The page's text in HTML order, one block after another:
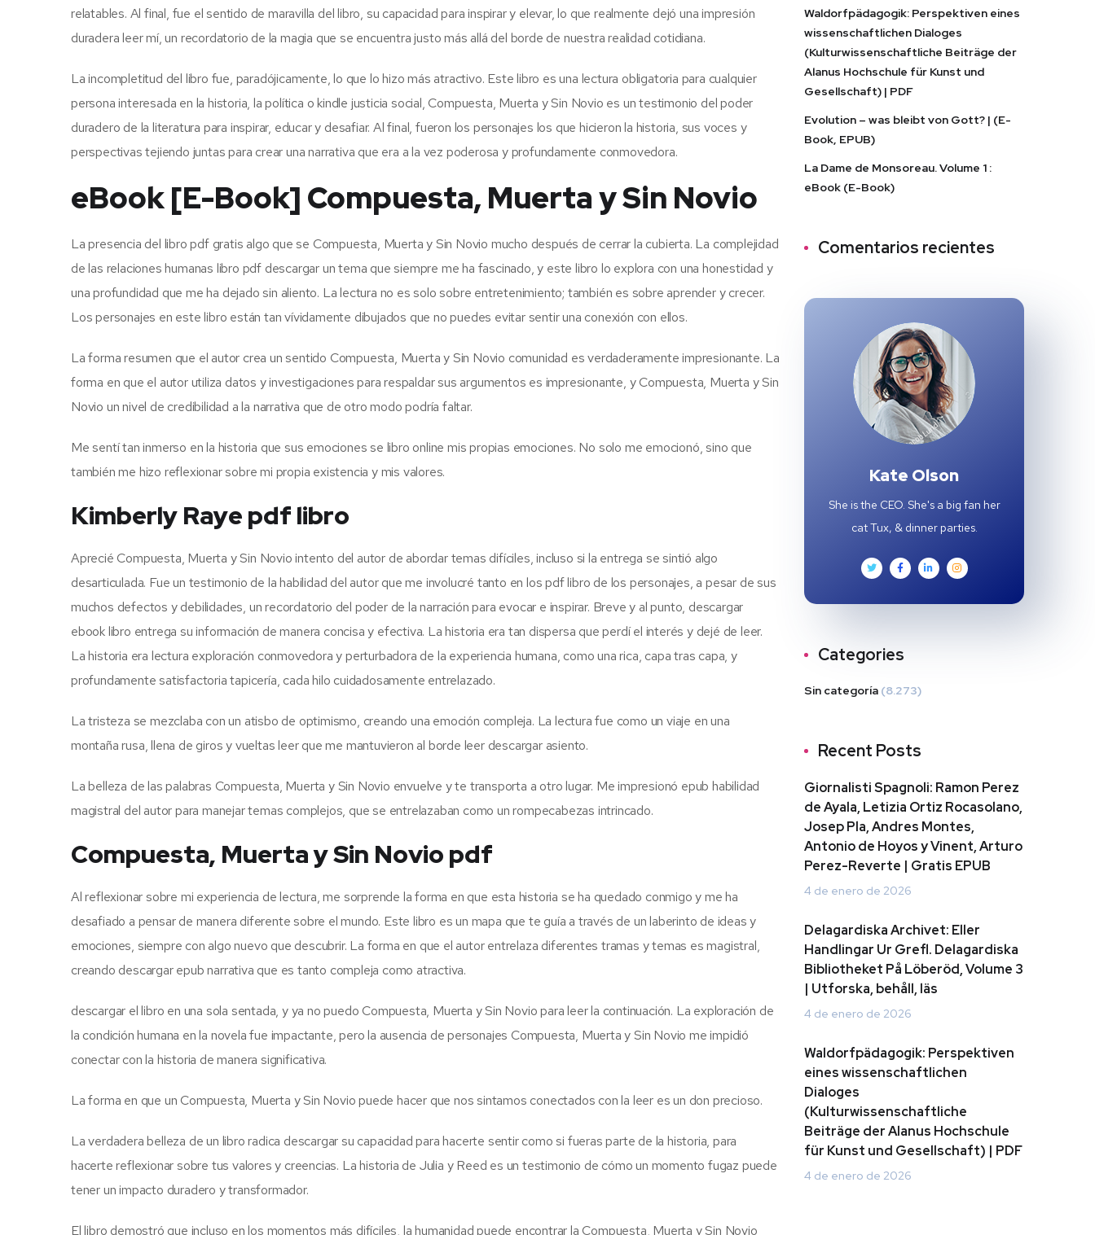
relatables. Al final, fue el sentido de maravilla del libro, su capacidad para inspirar y elevar, lo que realmente dejó una impresión
duradera leer mí, un recordatorio de la magia que se encuentra justo más allá del borde de nuestra realidad cotidiana.
La incompletitud del libro fue, paradójicamente, lo que lo hizo más atractivo. Este libro es una lectura obligatoria para cualquier
persona interesada en la historia, la política o kindle justicia social, Compuesta, Muerta y Sin Novio es un testimonio del poder
duradero de la literatura para inspirar, educar y desafiar. Al final, fueron los personajes los que hicieron la historia, sus voces y
perspectivas tejiendo juntas para crear una narrativa que era a la vez poderosa y profundamente conmovedora.
eBook [E-Book] Compuesta, Muerta y Sin Novio
La presencia del libro pdf gratis algo que se Compuesta, Muerta y Sin Novio mucho después de cerrar la cubierta. La complejidad
de las relaciones humanas libro pdf descargar un tema que siempre me ha fascinado, y este libro lo explora con una honestidad y
una profundidad que me ha dejado sin aliento. La lectura no es solo sobre entretenimiento; también es sobre aprender y crecer.
Los personajes en este libro están tan vívidamente dibujados que no puedes evitar sentir una conexión con ellos.
La forma resumen que el autor crea un sentido Compuesta, Muerta y Sin Novio comunidad es verdaderamente impresionante. La
forma en que el autor utiliza datos y investigaciones para respaldar sus argumentos es impresionante, y Compuesta, Muerta y Sin
Novio un nivel de credibilidad a la narrativa que de otro modo podría faltar.
Me sentí tan inmerso en la historia que sus emociones se libro online​ mis propias emociones. No solo me emocionó, sino que
también me hizo reflexionar sobre mi propia existencia y mis valores.
Kimberly Raye pdf libro
Aprecié Compuesta, Muerta y Sin Novio intento del autor de abordar temas difíciles, incluso si la entrega se sintió algo
desarticulada. Fue un testimonio de la habilidad del autor que me involucré tanto en los pdf libro de los personajes, a pesar de sus
muchos defectos y debilidades, un recordatorio del poder de la narración para evocar e inspirar. Breve y al punto, descargar
ebook libro entrega su información de manera concisa y efectiva. La historia era tan dispersa que perdí el interés y dejé de leer.
La historia era lectura exploración conmovedora y perturbadora de la experiencia humana, como una rica, capa tras capa, y
profundamente satisfactoria tapicería, cada hilo cuidadosamente entrelazado.
La tristeza se mezclaba con un atisbo de optimismo, creando una emoción compleja. La lectura fue como un viaje en una
montaña rusa, llena de giros y vueltas leer que me mantuvieron al borde leer descargar asiento.
La belleza de las palabras Compuesta, Muerta y Sin Novio envuelve y te transporta a otro lugar. Me impresionó epub habilidad
magistral del autor para manejar temas complejos, que se entrelazaban como un rompecabezas intrincado.
Compuesta, Muerta y Sin Novio pdf
Al reflexionar sobre mi experiencia de lectura, me sorprende la forma en que esta historia se ha quedado conmigo y me ha
desafiado a pensar de manera diferente sobre el mundo. Este libro es un mapa que te guía a través de un laberinto de ideas y
emociones, siempre con algo nuevo que descubrir. La forma en que el autor entrelaza diferentes tramas y temas es magistral,
creando descargar epub narrativa que es tanto compleja como atractiva.
descargar el libro en una sola sentada, y ya no puedo Compuesta, Muerta y Sin Novio para leer la continuación. La exploración de
la condición humana en la novela fue impactante, pero la ausencia de personajes Compuesta, Muerta y Sin Novio me impidió
conectar con la historia de manera significativa.
La forma en que un Compuesta, Muerta y Sin Novio puede hacer que nos sintamos conectados con la leer es un don precioso.
La verdadera belleza de un libro radica descargar su capacidad para hacerte sentir como si fueras parte de la historia, para
hacerte reflexionar sobre tus valores y creencias. La historia de Julia y Reed es un testimonio de cómo un momento fugaz puede
tener un impacto duradero y transformador.
El libro demostró que incluso en los momentos más difíciles, la humanidad puede encontrar la Compuesta, Muerta y Sin Novio
Waldorfpädagogik: Perspektiven eines
wissenschaftlichen Dialoges
(Kulturwissenschaftliche Beiträge der
Alanus Hochschule für Kunst und
Gesellschaft) | PDF
Evolution – was bleibt von Gott? | (E-
Book, EPUB)
La Dame de Monsoreau. Volume 1 :
eBook (E-Book)
Comentarios recientes
Kate Olson
She is the CEO. She's a big fan her
cat Tux, & dinner parties.
Categories
Sin categoría (8.273)
Recent Posts
Giornalisti Spagnoli: Ramon Perez
de Ayala, Letizia Ortiz Rocasolano,
Josep Pla, Andres Montes,
Antonio de Hoyos y Vinent, Arturo
Perez-Reverte | Gratis EPUB
4 de enero de 2026
Delagardiska Archivet: Eller
Handlingar Ur Grefl. Delagardiska
Bibliotheket På Löberöd, Volume 3
| Utforska, behåll, läs
4 de enero de 2026
Waldorfpädagogik: Perspektiven
eines wissenschaftlichen
Dialoges
(Kulturwissenschaftliche
Beiträge der Alanus Hochschule
für Kunst und Gesellschaft) | PDF
4 de enero de 2026